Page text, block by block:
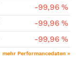
-99,96%
-99,96%
-99,96%
mehr Performancedaten »